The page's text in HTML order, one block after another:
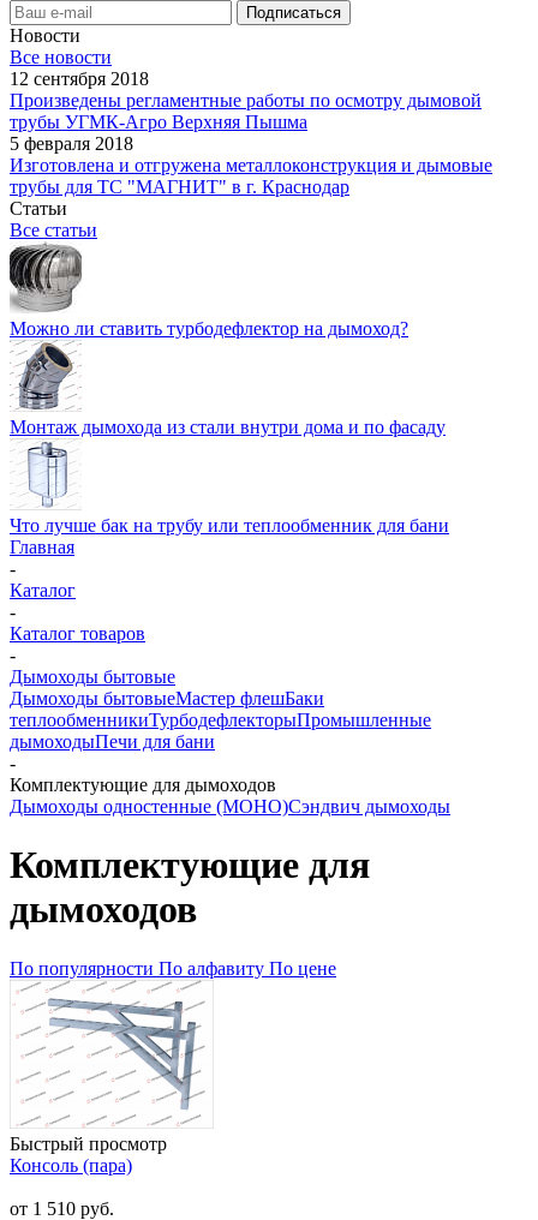
Новости
Все новости
12 сентября 2018
Произведены регламентные работы по осмотру дымовой
трубы УГМК-Агро Верхняя Пышма
5 февраля 2018
Изготовлена и отгружена металлоконструкция и дымовые
трубы для ТС "МАГНИТ" в г. Краснодар
Статьи
Все статьи
Можно ли ставить турбодефлектор на дымоход?
Монтаж дымохода из стали внутри дома и по фасаду
Что лучше бак на трубу или теплообменник для бани
Главная
-
Каталог
-
Каталог товаров
-
Дымоходы бытовые
Дымоходы бытовыеМастер флешБаки
теплообменникиТурбодефлекторыПромышленные
дымоходыПечи для бани
-
Комплектующие для дымоходов
Дымоходы одностенные (МОНО)Сэндвич дымоходы
Комплектующие для
дымоходов
По популярности По алфавиту По цене
Быстрый просмотр
Консоль (пара)
от 1 510 руб.